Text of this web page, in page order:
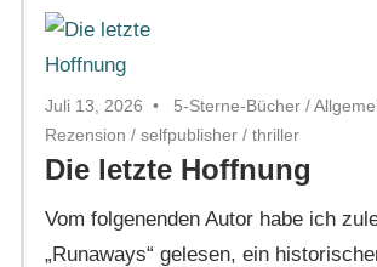
Juli 13, 2026 5-Sterne-Bücher /
Rezension / selfpublisher / thriller
Die letzte Hoffnung
Vom folgenenden Autor habe ich
„Runaways“ gelesen, ein